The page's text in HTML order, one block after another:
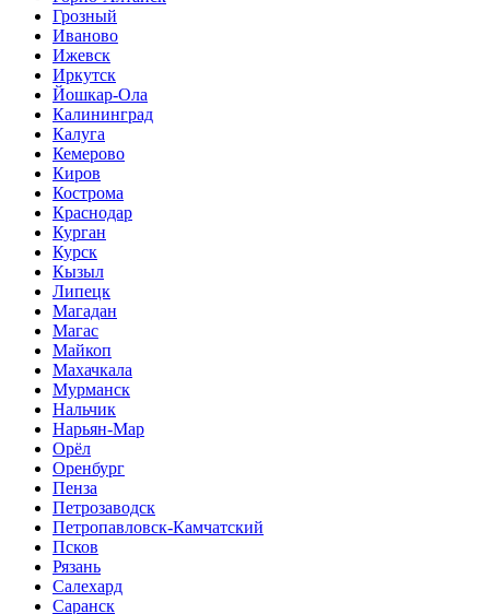
Грозный
Иваново
Ижевск
Иркутск
Йошкар-Ола
Калининград
Калуга
Кемерово
Киров
Кострома
Краснодар
Курган
Курск
Кызыл
Липецк
Магадан
Магас
Майкоп
Махачкала
Мурманск
Нальчик
Нарьян-Мар
Орёл
Оренбург
Пенза
Петрозаводск
Петропавловск-Камчатский
Псков
Рязань
Салехард
Саранск